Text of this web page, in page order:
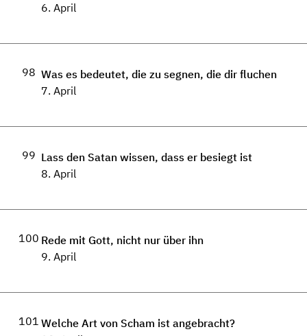
6. April
98 Was es bedeutet, die zu segnen, die dir fluchen
7. April
99 Lass den Satan wissen, dass er besiegt ist
8. April
100 Rede mit Gott, nicht nur über ihn
9. April
101 Welche Art von Scham ist angebracht?